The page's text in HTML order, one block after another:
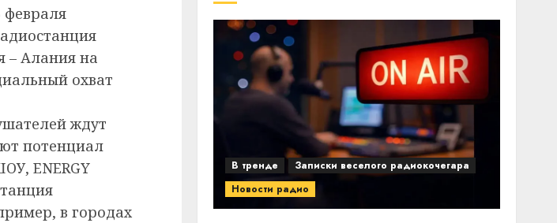
февраля
– Алания на
охват
ждут
потенциал
ENERGY
в городах
В тренде
Записки веселого радиокочегара
Новости радио